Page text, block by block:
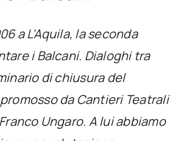
a L’Aquila, la seconda
i Balcani. Dialoghi tra
di chiusura del
da Cantieri Teatrali
Ungaro. A lui abbiamo